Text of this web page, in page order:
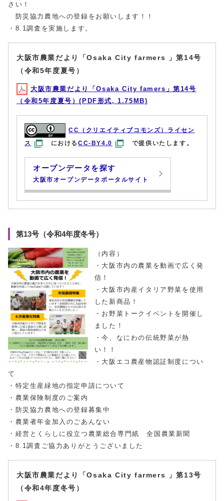
さい！
防災協力農地への登録をお願いします！！
・8.1調査を実施します。
大阪市農業だより「Osaka City farmers 」第14号
（令和5年度夏号）
大阪市農業だより「Osaka City famers」第14号
（令和5年度夏号）(PDF形式, 1.75MB)
CC（クリエイティブコモンズ）ライセン
ス
におけるCC-BY4.0 で提供いたします。
オープンデータを探す
大阪市オープンデータポータルサイト
第13号（令和4年度冬号）
（内容）
・大阪市内の農業を動画で広く発
信！
・大阪市内産イタリア野菜を使用
した新商品！
・お野菜トークイベントを開催し
ました！
・今、なにわの伝統野菜が熱
い！！
・大阪エコ農産物認証制度につい
て
・特定生産緑地の指定申請について
・農業保険制度のご案内
・防災協力農地への登録募集中
・農業者年金加入のごあんない
・経営とくらしに役立つ農業総合専門紙 全国農業新聞
・8.1調査ご協力ありがとうございました
大阪市農業だより「Osaka City farmers 」第13号
（令和4年度冬号）